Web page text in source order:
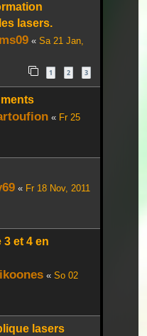
lasers.
« Sa 21 Jan,
1 2 3
« Fr 25
« Fr 18 Nov, 2011
et 4 en
« So 02
lasers